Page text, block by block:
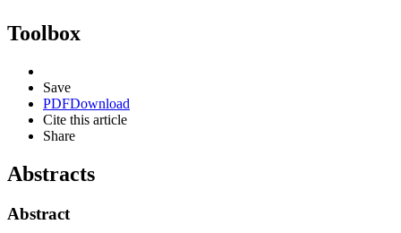
Toolbox
Save
PDFDownload
Cite this article
Share
Abstracts
Abstract